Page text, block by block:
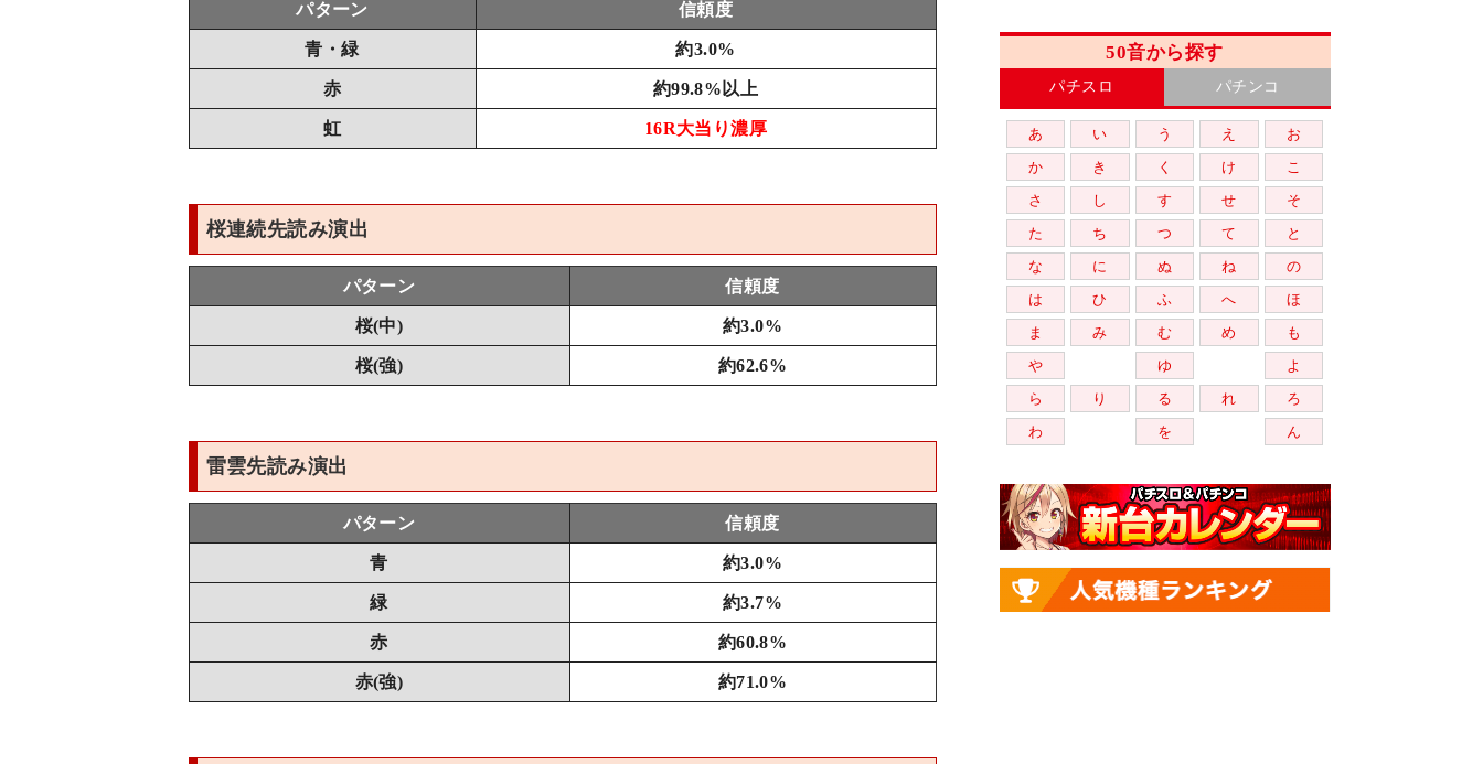
パターン 信頼度
青・緑 約3.0%
赤 約99.8%以上
虹 16R大当り濃厚
桜連続先読み演出
パターン 信頼度
桜(中) 約3.0%
桜(強) 約62.6%
雷雲先読み演出
パターン 信頼度
青 約3.0%
緑 約3.7%
赤 約60.8%
赤(強) 約71.0%
50音から探す
パチスロ パチンコ
あ い う え
お
か
き く け
こ
さ
し す せ
そ
た
ち つ て
と
な
に ぬ ね
の
は
ひ ふ へ
ほ
ま
み む め
も
や
ゆ
よ
ら
り る れ
ろ
わ
を ん